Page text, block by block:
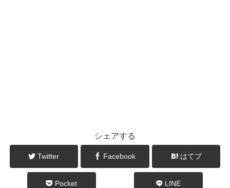
シェアする
Twitter Facebook はてブ
Pocket LINE